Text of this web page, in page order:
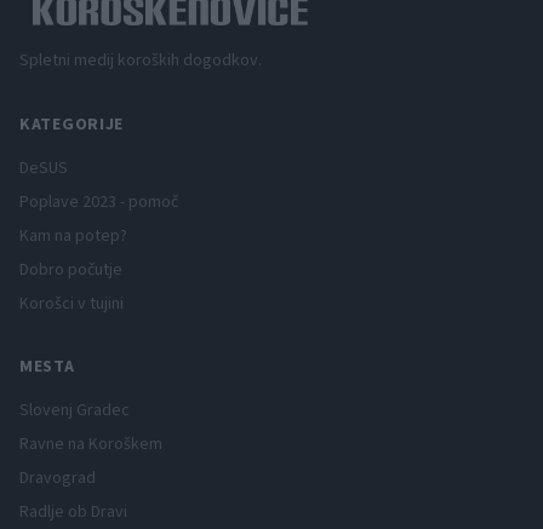
Spletni medij koroških dogodkov.
KATEGORIJE
DeSUS
Poplave 2023 - pomoč
Kam na potep?
Dobro počutje
Korošci v tujini
MESTA
Slovenj Gradec
Ravne na Koroškem
Dravograd
Radlje ob Dravi